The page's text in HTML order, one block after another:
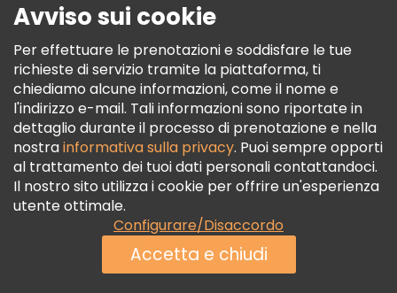
Termini E Condizioni
Informativa Sui Cookie
Freetour Premi
Programma Di Fidelizzazione
Avviso sui cookie
Per effettuare le prenotazioni e soddisfare le tue
richieste di servizio tramite la piattaforma, ti
chiediamo alcune informazioni, come il nome e
l'indirizzo e-mail. Tali informazioni sono riportate in
dettaglio durante il processo di prenotazione e nella
nostrainformativa sulla privacy. Puoi sempre opporti
al trattamento dei tuoi dati personali contattandoci.
Il nostro sito utilizza i cookie per offrire un'esperienza
utente ottimale.
Configurare/Disaccordo
Accetta e chiudi